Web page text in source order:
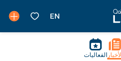
الأخبار الفعاليات